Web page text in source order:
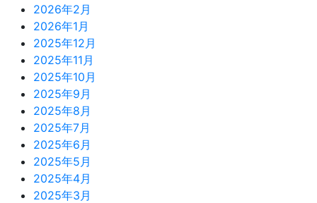
2026年2月
2026年1月
2025年12月
2025年11月
2025年10月
2025年9月
2025年8月
2025年7月
2025年6月
2025年5月
2025年4月
2025年3月